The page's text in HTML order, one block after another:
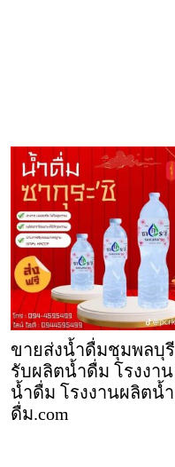
ขายส่งน้ำดื่มชุมพลบุรี
รับผลิตน้ำดื่ม โรงงาน
น้ำดื่ม โรงงานผลิตน้ำ
ดื่ม.com